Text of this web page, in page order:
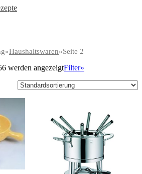
»Haushaltswaren»Seite 2
werden angezeigtFilter»